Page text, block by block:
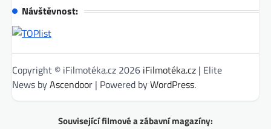
Návštěvnost:
Copyright © iFilmotéka.cz 2026 iFilmotéka.cz | Elite
News byAscendoor | Powered byWordPress.
Související filmové a zábavní magazíny: